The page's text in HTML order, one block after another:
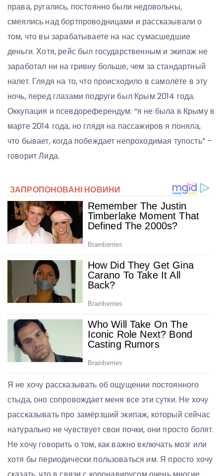
права, ругались, постоянно были недовольны,
смеялись над бортпроводницами и рассказывали о
том, что вы зарабатываете на нас сумасшедшие
деньги. Хотя, рейс был государственным и экипаж не
заработал ни на гривну больше, чем за стандартный
налет. Глядя на то, что происходило в самолёте в эту
ночь, перед глазами подруги был Крым 2014 года.
Оккупация и псевдореферендум: “я не была в Крыму в
марте 2014 года, но глядя на пассажиров я поняла,
что бывает, когда побеждает непроходимая тупость” –
говорит Лида.
Я не хочу рассказывать об ощущении постоянного
стыда, оно сопровождает меня все эти сутки. Не хочу
рассказывать про замёрзший экипаж, который сейчас
натурально не чувствует свои почки, они просто болят.
Не хочу говорить о том, как важно включать мозг или
хотя бы периодически пользоваться им. Я просто хочу